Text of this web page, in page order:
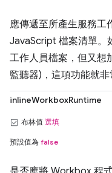
應傳遞至所產生服務工
JavaScript 檔案清單。
工作人員檔案，但又想
監聽器)，這項功能就非
inlineWorkboxRuntime
布林值 選填
預設值為 false